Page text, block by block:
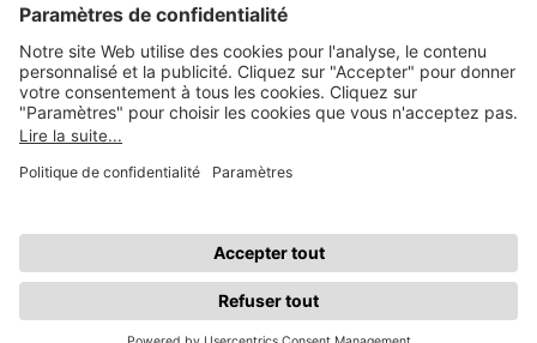
Retours
Contact
FAQ
Garanties
Mode de paiement
Magazine
Mentions légales
© 2026 Cadeaux d’Affaires ADLER
| Politique de Confidentialité
cookies